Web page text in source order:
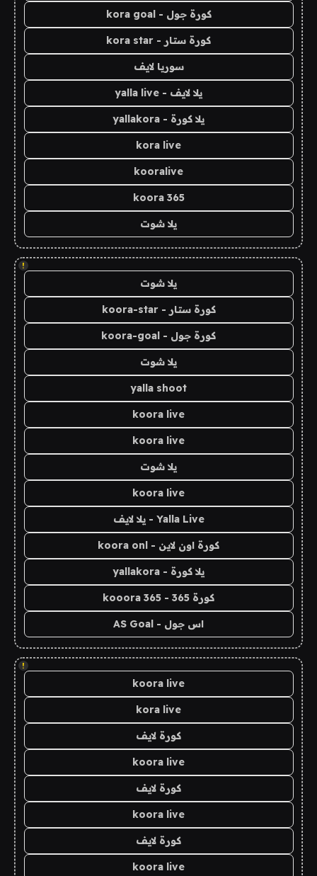
كورة جول - kora goal
كورة ستار - kora star
سوريا لايف
يلا لايف - yalla live
يلا كورة - yallakora
kora live
kooralive
koora 365
يلا شوت
!
يلا شوت
كورة ستار - koora-star
كورة جول - koora-goal
يلا شوت
yalla shoot
koora live
koora live
يلا شوت
koora live
Yalla Live - يلا لايف
كورة اون لاين - koora onl
يلا كورة - yallakora
كورة 365 - kooora 365
اس جول - AS Goal
!
koora live
kora live
كورة لايف
koora live
كورة لايف
koora live
كورة لايف
koora live